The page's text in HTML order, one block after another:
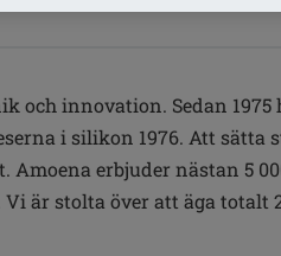
och innovation. Sedan
i silikon 1976. Att
erbjuder nästan 5
är stolta över att äga totalt